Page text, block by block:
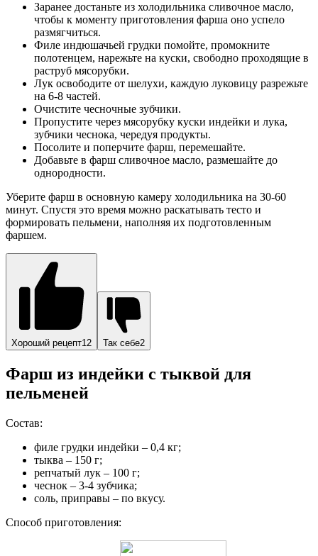
Заранее достаньте из холодильника сливочное масло,
чтобы к моменту приготовления фарша оно успело
размягчиться.
Филе индюшачьей грудки помойте, промокните
полотенцем, нарежьте на куски, свободно проходящие в
раструб мясорубки.
Лук освободите от шелухи, каждую луковицу разрежьте
на 6-8 частей.
Очистите чесночные зубчики.
Пропустите через мясорубку куски индейки и лука,
зубчики чеснока, чередуя продукты.
Посолите и поперчите фарш, перемешайте.
Добавьте в фарш сливочное масло, размешайте до
однородности.
Уберите фарш в основную камеру холодильника на 30-60
минут. Спустя это время можно раскатывать тесто и
формировать пельмени, наполняя их подготовленным
фаршем.
Хороший рецепт12 Так себе2
Фарш из индейки с тыквой для
пельменей
Состав:
филе грудки индейки – 0,4 кг;
тыква – 150 г;
репчатый лук – 100 г;
чеснок – 3-4 зубчика;
соль, приправы – по вкусу.
Способ приготовления: